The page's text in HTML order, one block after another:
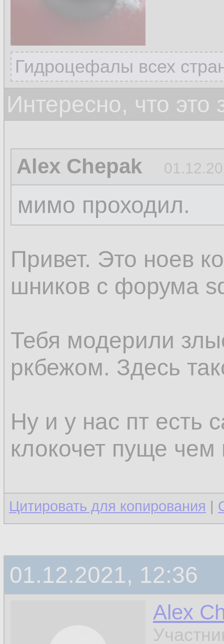
Гидроцефалы всех
Интересно, что
Alex Chepak
мимо проходил.
Привет. Это ноев
шников с форума
Тебя модерили
ркбежом. Здесь
Ну и у нас пт есть
клокочет пуще чем
Цитировать для копирования |
01.12.2021, 12:36
Alex